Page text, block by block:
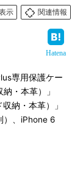
示
関連情報
Hatena
専用保護ケー
・本革）」
納・本革）」
）、iPhone 6